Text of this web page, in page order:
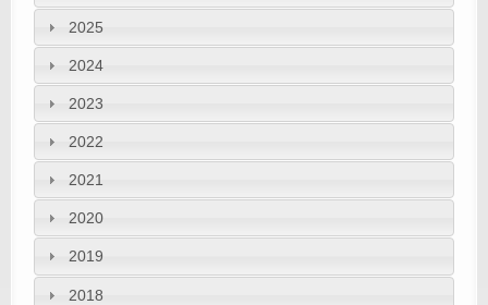
2025
2024
2023
2022
2021
2020
2019
2018